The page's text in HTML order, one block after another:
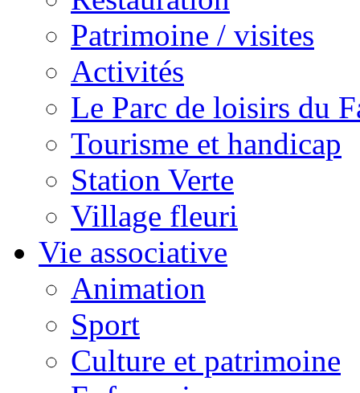
Patrimoine / visites
Activités
Le Parc de loisirs du
Tourisme et handicap
Station Verte
Village fleuri
Vie associative
Animation
Sport
Culture et patrimoine